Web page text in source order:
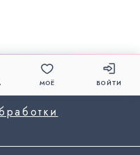
МОЁ ВОЙТИ